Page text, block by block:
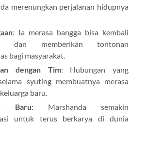
merenungkan perjalanan hidupnya
: Ia merasa bangga bisa kembali
dan memberikan tontonan
bagi masyarakat.
dengan Tim: Hubungan yang
syuting membuatnya merasa
baru.
Baru: Marshanda semakin
untuk terus berkarya di dunia